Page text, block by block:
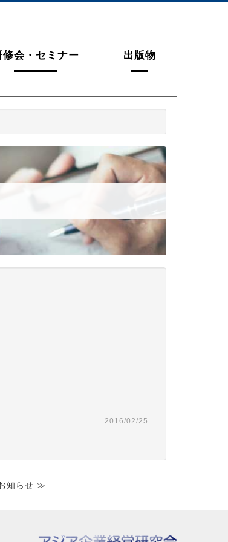
修会・セミナー 出版物
2016/02/25
知らせ ≫